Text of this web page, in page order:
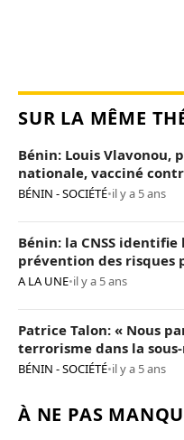
SUR LA MÊME
Bénin: Louis Vlavonou,
nationale, vacciné
BÉNIN - SOCIÉTÉ•il y a 5 ans
Bénin: la CNSS
prévention des risques
A LA UNE•il y a 5 ans
Patrice Talon: « Nous
terrorisme dans la
BÉNIN - SOCIÉTÉ•il y a 5 ans
À NE PAS